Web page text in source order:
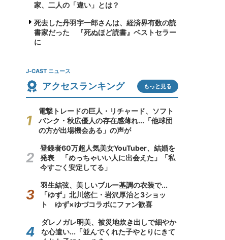
家、二人の「違い」とは？
死去した丹羽宇一郎さんは、経済界有数の読
書家だった 『死ぬほど読書』ベストセラー
に
J-CAST ニュース
アクセスランキング もっと見る
電撃トレードの巨人・リチャード、ソフト
バンク・秋広優人の存在感薄れ...「他球団
の方が出場機会ある」の声が
登録者60万超人気美女YouTuber、結婚を
発表 「めっちゃいい人に出会えた」「私
今すごく安定してる」
羽生結弦、美しいブルー基調の衣装で...
「ゆず」北川悠仁・岩沢厚治と3ショッ
ト ゆず×ゆづコラボにファン歓喜
ダレノガレ明美、被災地炊き出しで細やか
な心遣い...「並んでくれた子やとりにきて